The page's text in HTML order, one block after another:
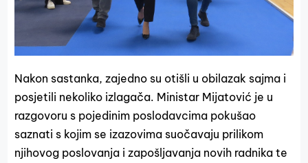
Nakon sastanka, zajedno su otišli u obilazak sajma i
posjetili nekoliko izlagača. Ministar Mijatović je u
razgovoru s pojedinim poslodavcima pokušao
saznati s kojim se izazovima suočavaju prilikom
njihovog poslovanja i zapošljavanja novih radnika te